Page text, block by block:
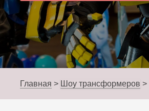
Главная > Шоу трансформеров >